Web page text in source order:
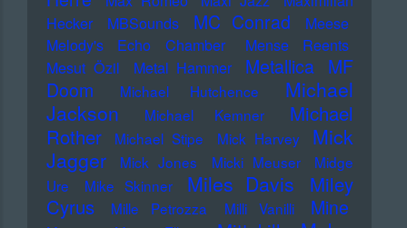
Hecker
MBSounds MC Conrad
Meese
Melody's Echo Chamber
Mense Reents
Mesut Özil
Metal Hammer Metallica MF
Doom
Michael Hutchence
Michael
Jackson
Michael Kemner
Michael
Rother
Michael Stipe Mick Harvey
Mick
Jagger
Mick Jones Micki Meuser
Midge
Ure
Mike Skinner Miles Davis
Miley
Cyrus
Mille Petrozza Milli Vanilli Mine